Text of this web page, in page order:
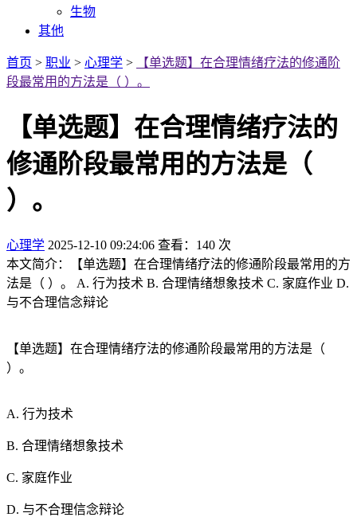
生物
其他
首页 > 职业 > 心理学 >
【单选题】在合理情绪疗法的修通阶
段最常用的方法是（ ）。
【单选题】在合理情绪疗法的
修通阶段最常用的方法是（
）。
心理学 2025-12-10 09:24:06 查看：140 次
本文简介：【单选题】在合理情绪疗法的修通阶段最常用的方
法是（ ）。 A. 行为技术 B. 合理情绪想象技术 C. 家庭作业 D.
与不合理信念辩论
【单选题】在合理情绪疗法的修通阶段最常用的方法是（
）。
A. 行为技术
B. 合理情绪想象技术
C. 家庭作业
D. 与不合理信念辩论